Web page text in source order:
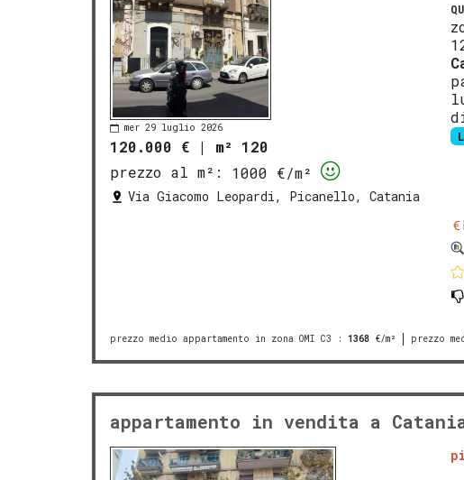
mer 29 luglio 2026
120.000 € | m² 120
prezzo al m²:
1000 €/m²
Via Giacomo Leopardi, Picanello, Catania
prezzo medio appartamento in zona OMI C3 : 1368 €/m² prezzo
appartamento in vendita a